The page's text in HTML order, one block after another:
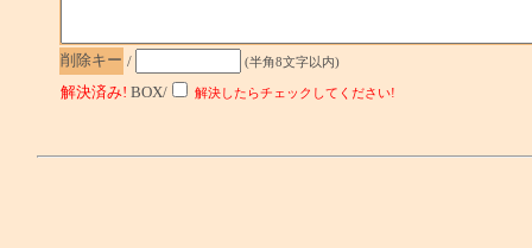
削除キー / (半角8文字以内)
解決済み! BOX/ 解決したらチェックしてください!